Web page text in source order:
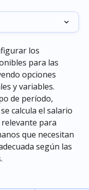
los
para las
opciones
y variables.
de período,
calcula el salario
para
que necesitan
según las